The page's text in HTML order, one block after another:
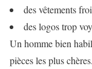
des vêtements
des logos trop
Un homme bien
pièces les plus